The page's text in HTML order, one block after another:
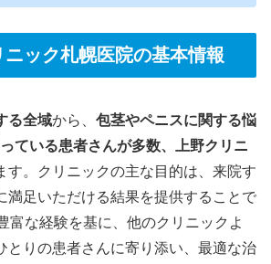
ック札幌医院の基本情報
る全域から、 包茎やペニスに関する悩
ている患者さんが多数、上野クリニ
す。クリニックの主な目的は、来院す
満足いただける結果を提供することで
富な経験を基に、他のクリニックよ
とりの患者さんに寄り添い、最適な治